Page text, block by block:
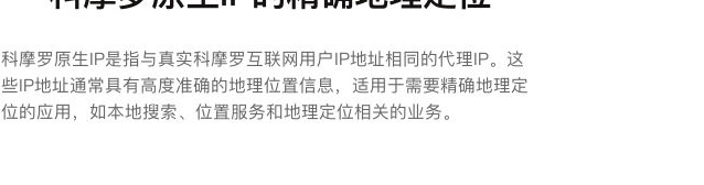
科摩罗原生IP是指与真实科摩罗互联网用户IP地址相同的代理IP。这
些IP地址通常具有高度准确的地理位置信息，适用于需要精确地理定
位的应用，如本地搜索、位置服务和地理定位相关的业务。